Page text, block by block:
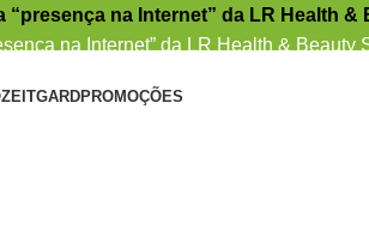
na Internet” da LR Health &
na Internet” da LR Health & Beauty
ZEITGARDPROMOÇÕES